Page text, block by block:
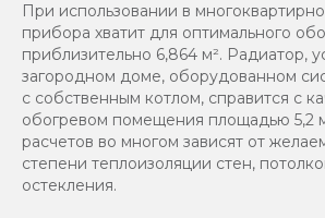
При использовании в
прибора хватит для оптимального
приблизительно 6,864 м². Радиатор,
загородном доме, оборудованном
с собственным котлом, справится с
обогревом помещения площадью 5,2
расчетов во многом зависят от
степени теплоизоляции стен,
остекления.